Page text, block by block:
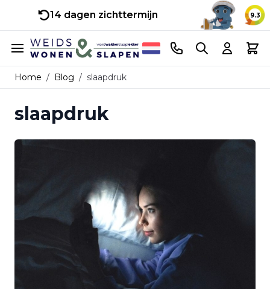
14 dagen zichttermijn 9.3
Ga naar de inhoud
Telefoonnummer
Search Cart
Home / Blog / slaapdruk
slaapdruk